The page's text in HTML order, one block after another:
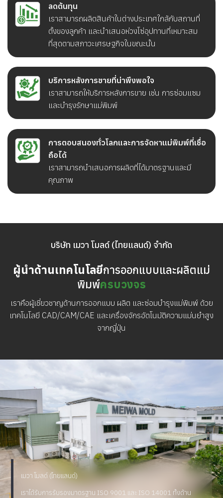
ลดต้นทุน
เราสามารถผลิตสินค้าในต่างประเทศใกล้กับสถานที่
ตั้งของลูกค้า และนำเสนอห่วงโซ่อุปทานที่เหมาะสม
ที่สุดตามสภาวะเศรษฐกิจในขณะนั้น
บริการหลังการขายที่น่าพึงพอใจ
เราสามารถให้บริการหลังการขาย เช่น การซ่อมแซม
และบำรุงรักษาแม่พิมพ์
การตอบสนองทั่วโลกและการจัดหาแม่พิมพ์ที่เชื่อ
ถือได้
เราสามารถนำเสนอการผลิตที่ได้มาตรฐานและมี
คุณภาพ
บริษัท เมวา โมลด์ (ไทยแลนด์) จำกัด
ผู้นำด้านเทคโนโลยีการออกแบบและผลิตแม่
พิมพ์ครบวงจร
เราคือผู้เชี่ยวชาญด้านการออกแบบ ผลิต และซ่อมบำรุงแม่พิมพ์ ด้วย
เทคโนโลยี CAD/CAM/CAE และเครื่องจักรอัตโนมัติความแม่นยำสูง
จากญี่ปุ่น
เมวา โมลด์ (ไทยแลนด์)
เราได้รับการรับรองมาตรฐาน ISO 9001 และ ISO 14001 ทั้งด้าน